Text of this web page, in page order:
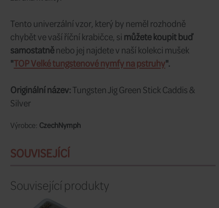
kombinující ty nejúčinnější barvy.
typ mušky naprosto milují a často mu
velká parma. Jeden z
vzorů, který by určitě neměl chybět v
krabičce!
Základem tohoto vzoru je
tmavé paví záhlaví, výrazně zelený
dostane přesně tam, kde je potřeba =